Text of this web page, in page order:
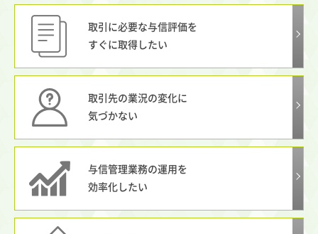
取引に必要な与信評価を
すぐに取得したい
取引先の業況の変化に
気づかない
与信管理業務の運用を
効率化したい